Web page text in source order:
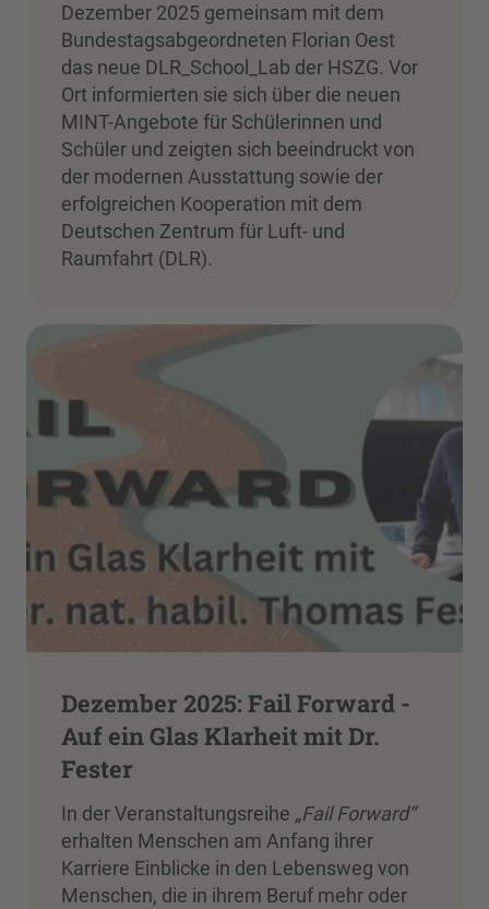
Dezember 2025 gemeinsam mit dem
Bundestagsabgeordneten Florian Oest
das neue DLR_School_Lab der HSZG. Vor
Ort informierten sie sich über die neuen
MINT-Angebote für Schülerinnen und
Schüler und zeigten sich beeindruckt von
der modernen Ausstattung sowie der
erfolgreichen Kooperation mit dem
Deutschen Zentrum für Luft- und
Raumfahrt (DLR).
Dezember 2025: Fail Forward -
Auf ein Glas Klarheit mit Dr.
Fester
In der Veranstaltungsreihe „Fail Forward“
erhalten Menschen am Anfang ihrer
Karriere Einblicke in den Lebensweg von
Menschen, die in ihrem Beruf mehr oder